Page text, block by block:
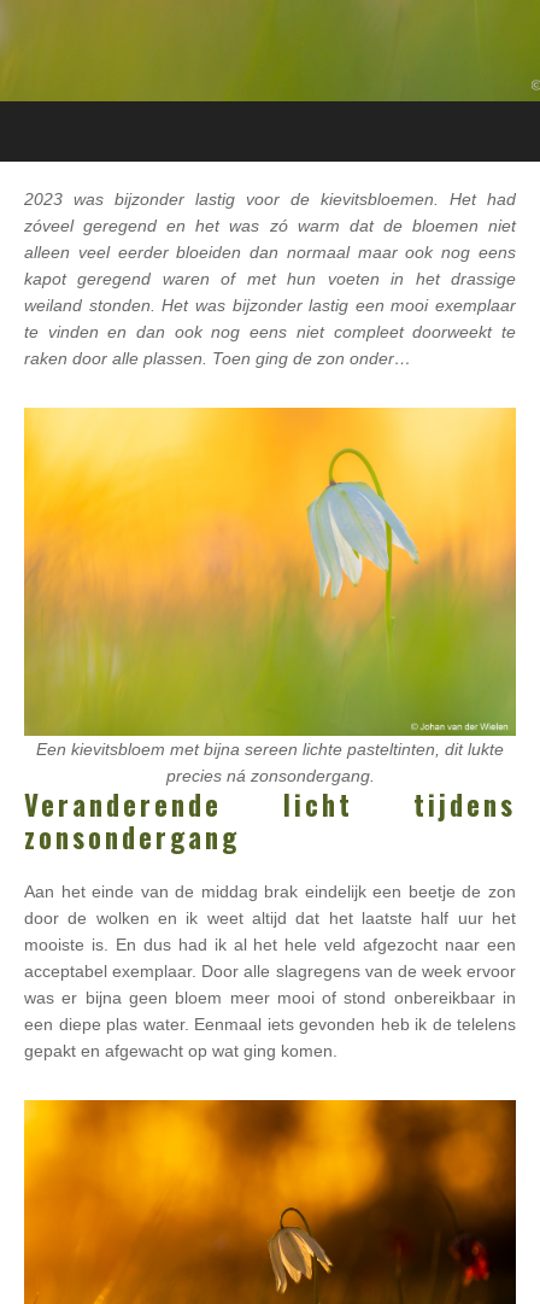
2023 was bijzonder lastig voor de kievitsbloemen. Het had
zóveel geregend en het was zó warm dat de bloemen niet
alleen veel eerder bloeiden dan normaal maar ook nog eens
kapot geregend waren of met hun voeten in het drassige
weiland stonden. Het was bijzonder lastig een mooi exemplaar
te vinden en dan ook nog eens niet compleet doorweekt te
raken door alle plassen. Toen ging de zon onder…
Een kievitsbloem met bijna sereen lichte pasteltinten, dit lukte
precies ná zonsondergang.
Veranderende licht tijdens
zonsondergang
Aan het einde van de middag brak eindelijk een beetje de zon
door de wolken en ik weet altijd dat het laatste half uur het
mooiste is. En dus had ik al het hele veld afgezocht naar een
acceptabel exemplaar. Door alle slagregens van de week ervoor
was er bijna geen bloem meer mooi of stond onbereikbaar in
een diepe plas water. Eenmaal iets gevonden heb ik de telelens
gepakt en afgewacht op wat ging komen.